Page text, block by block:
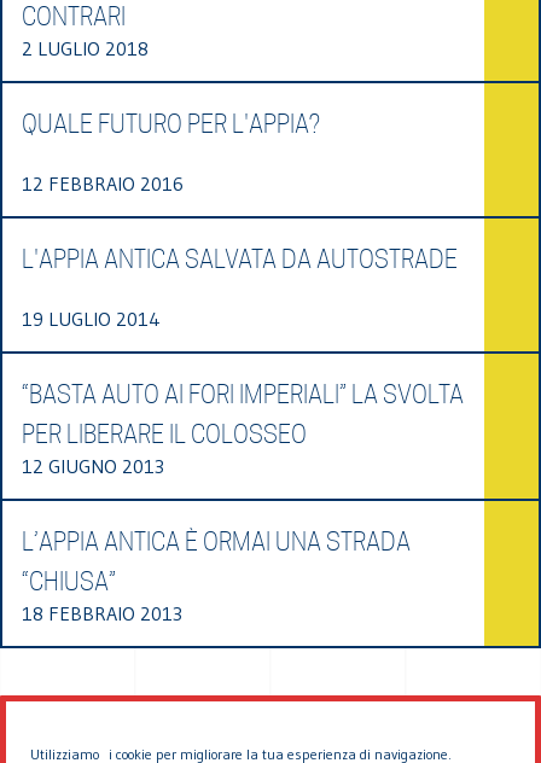
Utilizziamo i cookie per migliorare la tua esperienza di navigazione.
CONTRARI
2 LUGLIO 2018
QUALE FUTURO PER L'APPIA?
12 FEBBRAIO 2016
L'APPIA ANTICA SALVATA DA AUTOSTRADE
19 LUGLIO 2014
“BASTA AUTO AI FORI IMPERIALI” LA SVOLTA
PER LIBERARE IL COLOSSEO
12 GIUGNO 2013
L’APPIA ANTICA È ORMAI UNA STRADA
“CHIUSA”
18 FEBBRAIO 2013